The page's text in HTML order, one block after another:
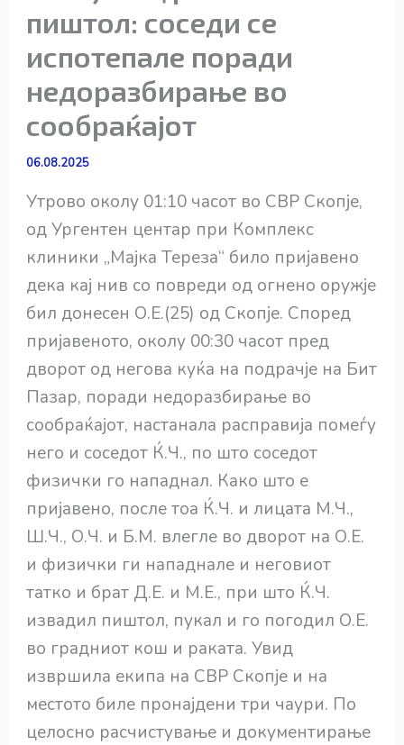
пиштол: соседи се
испотепале поради
недоразбирање во
сообраќајот
06.08.2025
Утрово околу 01:10 часот во СВР Скопје,
од Ургентен центар при Комплекс
клиники „Мајка Тереза“ било пријавено
дека кај нив со повреди од огнено оружје
бил донесен О.Е.(25) од Скопје. Според
пријавеното, околу 00:30 часот пред
дворот од негова куќа на подрачје на Бит
Пазар, поради недоразбирање во
сообраќајот, настанала расправија помеѓу
него и соседот Ќ.Ч., по што соседот
физички го нападнал. Како што е
пријавено, после тоа Ќ.Ч. и лицата М.Ч.,
Ш.Ч., О.Ч. и Б.М. влегле во дворот на О.Е.
и физички ги нападнале и неговиот
татко и брат Д.Е. и М.Е., при што Ќ.Ч.
извадил пиштол, пукал и го погодил О.Е.
во градниот кош и раката. Увид
извршила екипа на СВР Скопје и на
местото биле пронајдени три чаури. По
целосно расчистување и документирање